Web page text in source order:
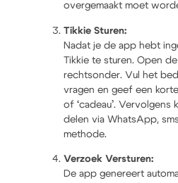
overgemaakt moet
Tikkie Sturen:
Nadat je de app hebt
Tikkie te sturen. Open
rechtsonder. Vul het
vragen en geef een
of ‘cadeau’. Vervolgens
delen via WhatsApp,
methode.
Verzoek Versturen:
De app genereert